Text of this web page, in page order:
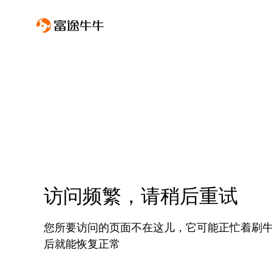
访问频繁，请稍后重试
您所要访问的页面不在这儿，它可能正忙着刷
后就能恢复正常